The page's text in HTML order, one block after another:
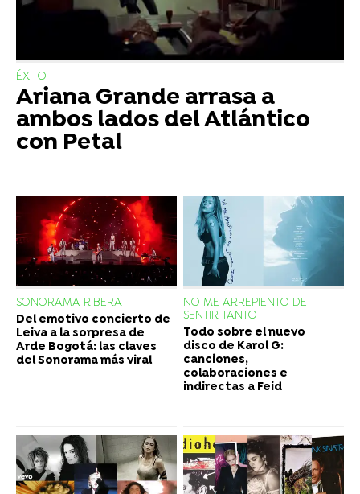
ÉXITO
Ariana Grande arrasa a
ambos lados del Atlántico
con Petal
SONORAMA RIBERA
Del emotivo concierto de
Leiva a la sorpresa de
Arde Bogotá: las claves
del Sonorama más viral
NO ME ARREPIENTO DE
SENTIR TANTO
Todo sobre el nuevo
disco de Karol G:
canciones,
colaboraciones e
indirectas a Feid